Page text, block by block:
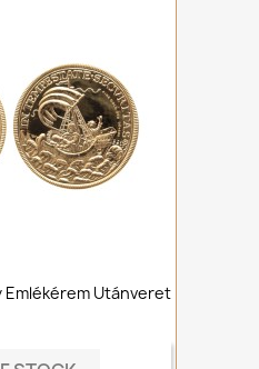
Utánveret